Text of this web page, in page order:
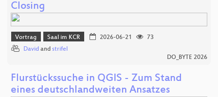
Closing
Vortrag Saal im KCR 2026-06-21
73
David and strifel
DO_BYTE 2026
Flurstückssuche in QGIS - Zum Stand
eines deutschlandweiten Ansatzes